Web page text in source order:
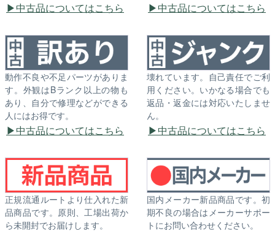
中古品についてはこちら 中古品についてはこちら
動作不良や不足パーツがありま
す。外観はBランク以上の物も
あり、自分で修理などができる
人にはお得です。
中古品についてはこちら
壊れています。自己責任でご利
用ください。いかなる場合でも
返品・返金には対応いたしませ
ん。
中古品についてはこちら
正規流通ルートより仕入れた新
品商品です。原則、工場出荷か
ら未開封でお届けします。
国内メーカー新品商品です。初
期不良の場合はメーカーサポー
トにお問い合わせください。